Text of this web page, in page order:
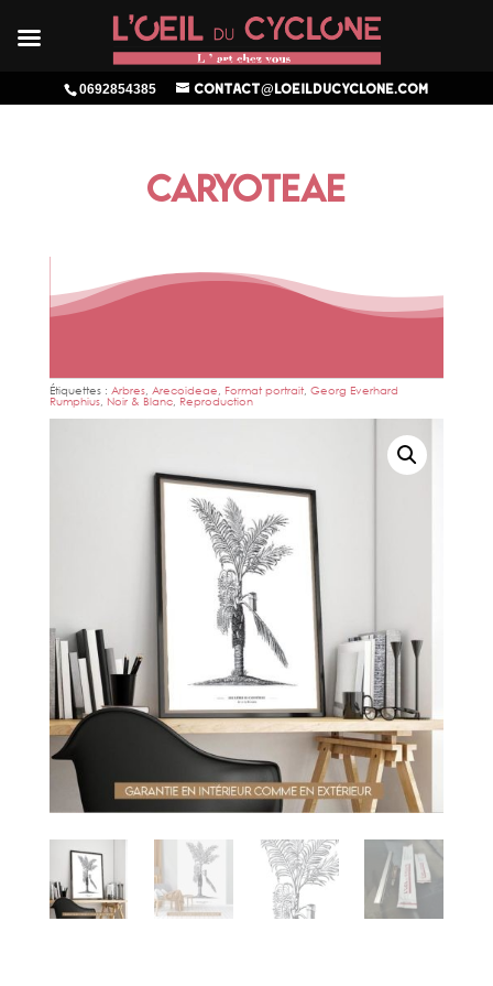
0692854385 contact@loeilducyclone.com
CARYOTEAE
Étiquettes : Arbres, Arecoideae, Format portrait, Georg Everhard
Rumphius, Noir & Blanc, Reproduction